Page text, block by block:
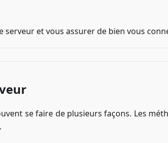
et vous assurer de bien vous
se faire de plusieurs façons. Les